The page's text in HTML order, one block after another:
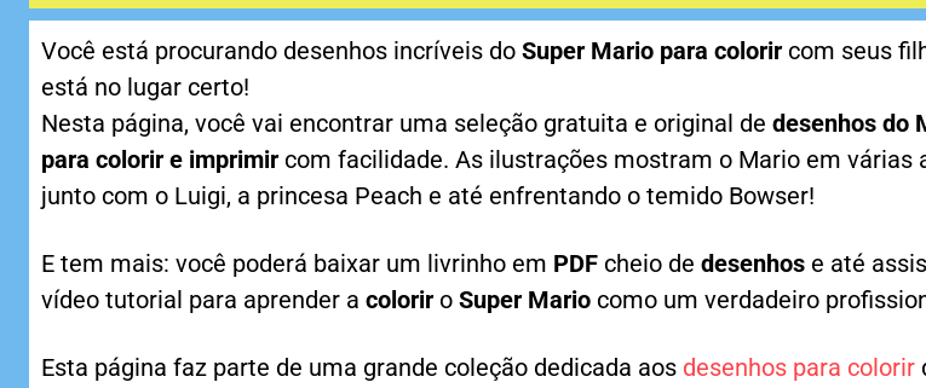
Você está procurando desenhos incríveis do Super Mario para colorir com seus
está no lugar certo!
Nesta página, você vai encontrar uma seleção gratuita e original de desenhos do
para colorir e imprimir com facilidade. As ilustrações mostram o Mario em várias
junto com o Luigi, a princesa Peach e até enfrentando o temido Bowser!
E tem mais: você poderá baixar um livrinho em PDF cheio de desenhos e até
vídeo tutorial para aprender a colorir o Super Mario como um verdadeiro
Esta página faz parte de uma grande coleção dedicada aos desenhos para colorir